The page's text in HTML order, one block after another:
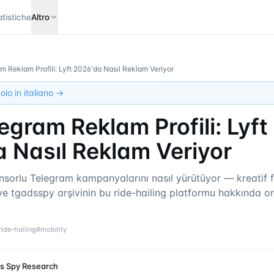
Altro
Reklam Profili: Lyft 2026'da Nasıl Reklam Veriyor
in italiano →
Reklam Profili: Lyft
Nasıl Reklam Veriyor
Telegram kampanyalarını nasıl yürütüyor — kreatif
tgadsspy arşivinin bu ride-hailing platformu hakkında
hailing#mobility
Spy Research